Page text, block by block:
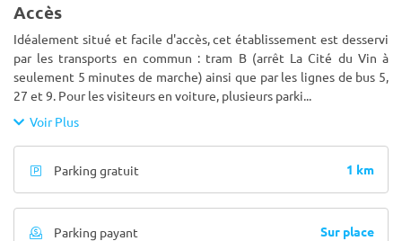
Accès
Idéalement situé et facile d'accès, cet établissement est desservi
par les transports en commun : tram B (arrêt La Cité du Vin à
seulement 5 minutes de marche) ainsi que par les lignes de bus 5,
27 et 9. Pour les visiteurs en voiture, plusieurs parki...
Voir Plus
Parking gratuit 1 km
Parking payant Sur place